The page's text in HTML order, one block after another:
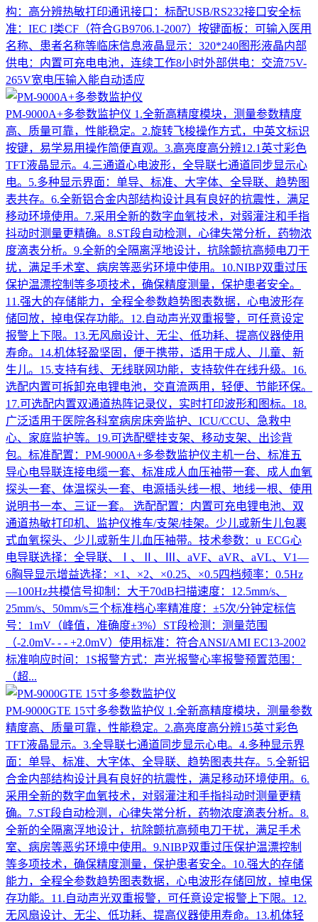
构：高分辨热敏打印通讯接口：标配USB/RS232接口安全标
准：IEC I类CF（符合GB9706.1-2007）按键面板：可输入医用
名称、患者名称等临床信息液晶显示：320*240图形液晶内部
供电：内置可充电电池，连续工作8小时外部供电：交流75V-
265V宽电压输入能自动适应
PM-9000A+多参数监护仪 1.全新高精度模块，测量参数精度
高、质量可靠，性能稳定。2.旋转飞梭操作方式，中英文标识
按键，易学易用操作简便直观。3.高亮度高分辨12.1英寸彩色
TFT液晶显示。4.三通道心电波形，全导联七通道同步显示心
电。5.多种显示界面：单导、标准、大字体、全导联、趋势图
表共存。6.全新铝合金内部结构设计具有良好的抗震性，满足
移动环境使用。7.采用全新的数字血氧技术，对弱灌注和手指
抖动时测量更精确。8.ST段自动检测，心律失常分析，药物浓
度滴表分析。9.全新的全隔离浮地设计，抗除颤抗高频电刀干
扰，满足手术室、病房等恶劣环境中使用。10.NIBP双重过压
保护温漂控制等多项技术，确保精度测量，保护患者安全。
11.强大的存储能力，全程全参数趋势图表数据，心电波形存
储回放，掉电保存功能。12.自动声光双重报警，可任意设定
报警上下限。13.无风扇设计、无尘、低功耗、提高仪器使用
寿命。14.机体轻盈坚固，便于携带，适用于成人、儿童、新
生儿。15.支持有线、无线联网功能，支持软件在线升级。16.
选配内置可拆卸充电锂电池，交直流两用，轻便、节能环保。
17.可选配内置双通道热阵记录仪，实时打印波形和图标。18.
广泛适用于医院各科室病房床旁监护、ICU/CCU、急救中
心、家庭监护等。19.可选配壁挂支架、移动支架、出诊背
包。标准配置：PM-9000A+多参数监护仪主机一台、标准五
导心电导联连接电缆一套、标准成人血压袖带一套、成人血氧
探头一套、体温探头一套、电源插头线一根、地线一根、使用
说明书一本、三证一套。 选配配置：内置可充电锂电池、双
通道热敏打印机、监护仪推车/支架/挂架。少儿或新生儿包裹
式血氧探头、少儿或新生儿血压袖带。技术参数：u ECG心
电导联选择：全导联、Ⅰ、Ⅱ、Ⅲ、aVF、aVR、aVL、V1—
6胸导显示增益选择：×1、×2、×0.25、×0.5四档频率：0.5Hz
—100Hz共模信号抑制：大于70dB扫描速度：12.5mm/s、
25mm/s、50mm/s三个标准档心率精准度：±5次/分钟定标信
号：1mV（峰值，准确度±3%）ST段检测：测量范围
（-2.0mV- - - +2.0mV）使用标准：符合ANSI/AMI EC13-2002
标准响应时间：1S报警方式：声光报警心率报警预置范围：
（超...
PM-9000GTE 15寸多参数监护仪 1.全新高精度模块，测量参数
精度高、质量可靠，性能稳定。2.高亮度高分辨15英寸彩色
TFT液晶显示。3.全导联七通道同步显示心电。4.多种显示界
面：单导、标准、大字体、全导联、趋势图表共存。5.全新铝
合金内部结构设计具有良好的抗震性，满足移动环境使用。6.
采用全新的数字血氧技术，对弱灌注和手指抖动时测量更精
确。7.ST段自动检测，心律失常分析，药物浓度滴表分析。8.
全新的全隔离浮地设计，抗除颤抗高频电刀干扰，满足手术
室、病房等恶劣环境中使用。9.NIBP双重过压保护温漂控制
等多项技术，确保精度测量，保护患者安全。10.强大的存储
能力，全程全参数趋势图表数据，心电波形存储回放，掉电保
存功能。11.自动声光双重报警，可任意设定报警上下限。12.
无风扇设计、无尘、低功耗、提高仪器使用寿命。13.机体轻